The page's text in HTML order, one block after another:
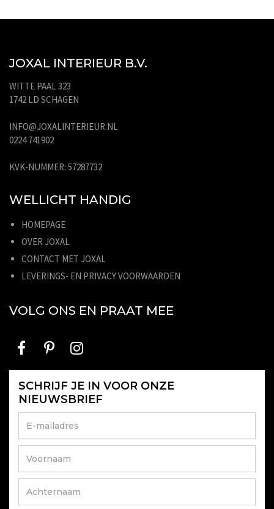
JOXAL INTERIEUR B.V.
WITTE PAAL 323
1742 LD SCHAGEN
INFO@JOXALINTERIEUR.NL
0224 741902
KVK-NUMMER: 57287732
WELLICHT HANDIG
HOMEPAGE
OVER JOXAL
CONTACT MET JOXAL
LEVERINGS- EN PRIVACY VOORWAARDEN
VOLG ONS EN PRAAT MEE
SCHRIJF JE IN VOOR ONZE
NIEUWSBRIEF